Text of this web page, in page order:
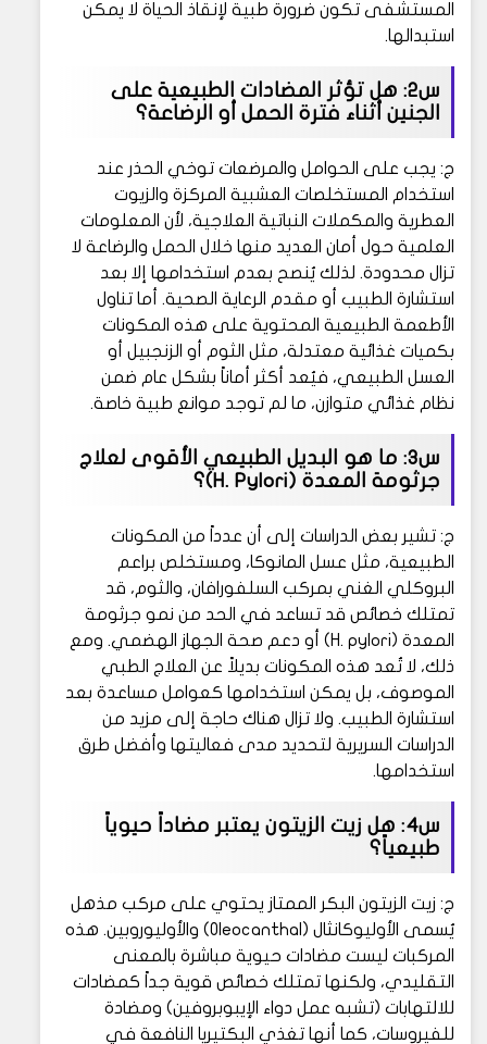
المستشفى تكون ضرورة طبية لإنقاذ الحياة لا يمكن
استبدالها.
س2: هل تؤثر المضادات الطبيعية على
الجنين أثناء فترة الحمل أو الرضاعة؟
ج: يجب على الحوامل والمرضعات توخي الحذر عند
استخدام المستخلصات العشبية المركزة والزيوت
العطرية والمكملات النباتية العلاجية، لأن المعلومات
العلمية حول أمان العديد منها خلال الحمل والرضاعة لا
تزال محدودة. لذلك يُنصح بعدم استخدامها إلا بعد
استشارة الطبيب أو مقدم الرعاية الصحية. أما تناول
الأطعمة الطبيعية المحتوية على هذه المكونات
بكميات غذائية معتدلة، مثل الثوم أو الزنجبيل أو
العسل الطبيعي، فيُعد أكثر أماناً بشكل عام ضمن
نظام غذائي متوازن، ما لم توجد موانع طبية خاصة.
س3: ما هو البديل الطبيعي الأقوى لعلاج
جرثومة المعدة (H. Pylori)؟
ج: تشير بعض الدراسات إلى أن عدداً من المكونات
الطبيعية، مثل عسل المانوكا، ومستخلص براعم
البروكلي الغني بمركب السلفورافان، والثوم، قد
تمتلك خصائص قد تساعد في الحد من نمو جرثومة
المعدة (H. pylori) أو دعم صحة الجهاز الهضمي. ومع
ذلك، لا تُعد هذه المكونات بديلاً عن العلاج الطبي
الموصوف، بل يمكن استخدامها كعوامل مساعدة بعد
استشارة الطبيب. ولا تزال هناك حاجة إلى مزيد من
الدراسات السريرية لتحديد مدى فعاليتها وأفضل طرق
استخدامها.
س4: هل زيت الزيتون يعتبر مضاداً حيوياً
طبيعياً؟
ج: زيت الزيتون البكر الممتاز يحتوي على مركب مذهل
يُسمى الأوليوكانثال (Oleocanthal) والأوليوروبين. هذه
المركبات ليست مضادات حيوية مباشرة بالمعنى
التقليدي، ولكنها تمتلك خصائص قوية جداً كمضادات
للالتهابات (تشبه عمل دواء الإيبوبروفين) ومضادة
للفيروسات، كما أنها تغذي البكتيريا النافعة في